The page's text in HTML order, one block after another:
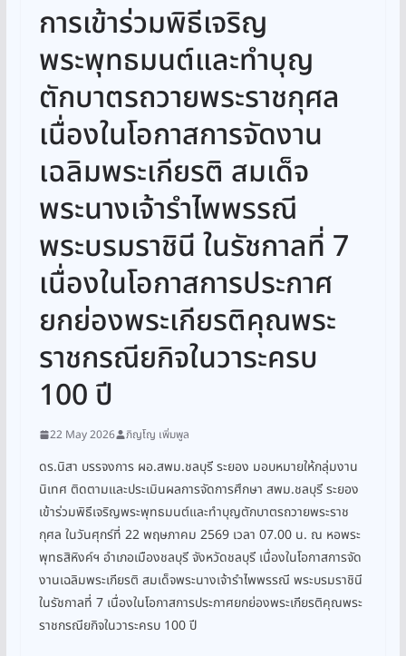
การเข้าร่วมพิธีเจริญ
พระพุทธมนต์และทำบุญ
ตักบาตรถวายพระราชกุศล
เนื่องในโอกาสการจัดงาน
เฉลิมพระเกียรติ สมเด็จ
พระนางเจ้ารำไพพรรณี
พระบรมราชินี ในรัชกาลที่ 7
เนื่องในโอกาสการประกาศ
ยกย่องพระเกียรติคุณพระ
ราชกรณียกิจในวาระครบ
100 ปี
22 May 2026 ภิญโญ เพิ่มพูล
ดร.นิสา บรรจงการ ผอ.สพม.ชลบุรี ระยอง มอบหมายให้กลุ่มงาน
นิเทศ ติดตามและประเมินผลการจัดการศึกษา สพม.ชลบุรี ระยอง
เข้าร่วมพิธีเจริญพระพุทธมนต์และทำบุญตักบาตรถวายพระราช
กุศล ในวันศุกร์ที่ 22 พฤษภาคม 2569 เวลา 07.00 น. ณ หอพระ
พุทธสิหิงค์ฯ อำเภอเมืองชลบุรี จังหวัดชลบุรี เนื่องในโอกาสการจัด
งานเฉลิมพระเกียรติ สมเด็จพระนางเจ้ารำไพพรรณี พระบรมราชินี
ในรัชกาลที่ 7 เนื่องในโอกาสการประกาศยกย่องพระเกียรติคุณพระ
ราชกรณียกิจในวาระครบ 100 ปี